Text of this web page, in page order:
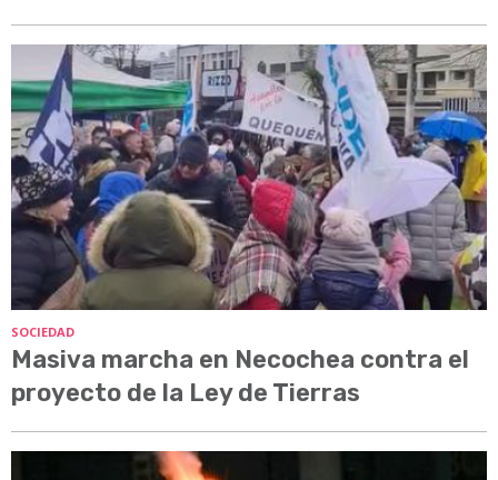
SOCIEDAD
Masiva marcha en Necochea contra el
proyecto de la Ley de Tierras